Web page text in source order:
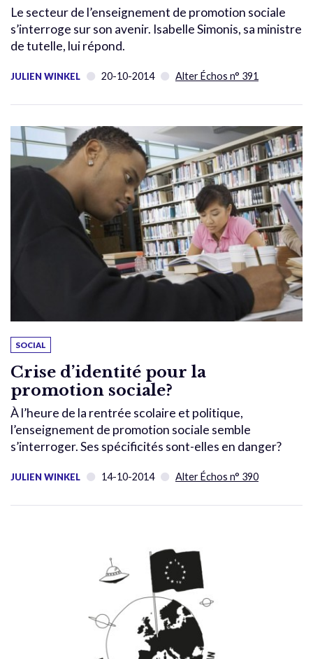
Le secteur de l’enseignement de promotion sociale
s’interroge sur son avenir. Isabelle Simonis, sa ministre
de tutelle, lui répond.
JULIEN WINKEL 20-10-2014 Alter Échos n° 391
SOCIAL
Crise d’identité pour la
promotion sociale?
À l’heure de la rentrée scolaire et politique,
l’enseignement de promotion sociale semble
s’interroger. Ses spécificités sont-elles en danger?
JULIEN WINKEL 14-10-2014 Alter Échos n° 390